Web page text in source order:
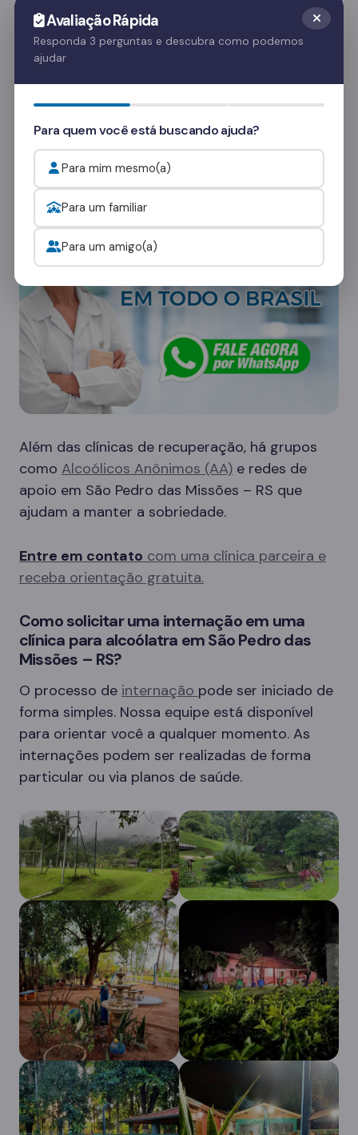
visitas de familiares em dias específicos, o que
é crucial para o apoio emocional do paciente.
Essas visitas ajudam no processo de
consultorese veja como funcionam as visitas.
Onde procurar ajuda para o alcoolismo?
Além das clínicas de recuperação, há grupos
como Alcoólicos Anônimos (AA) e redes de
apoio em São Pedro das Missões – RS que
ajudam a manter a sobriedade.
Entre em contato com uma clínica parceira e
receba orientação gratuita.
Como solicitar uma internação em uma
clínica para alcoólatra em São Pedro das
Missões – RS?
O processo de internação pode ser iniciado de
forma simples. Nossa equipe está disponível
para orientar você a qualquer momento. As
internações podem ser realizadas de forma
particular ou via planos de saúde.
Avaliação Rápida
Responda 3 perguntas e descubra como podemos
ajudar
Para quem você está buscando ajuda?
Para mim mesmo(a)
Para um familiar
Para um amigo(a)